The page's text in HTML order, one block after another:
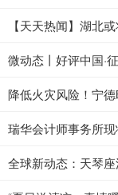
【天天热闻】湖北
微动态丨好评中国·
降低火灾风险！宁
瑞华会计师事务所
全球新动态：天琴